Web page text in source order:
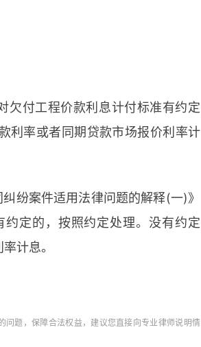
欠付工程价款利息计付标准有约定
利率或者同期贷款市场报价利率计
纷案件适用法律问题的解释(一)》
定的，按照约定处理。没有约定
计息。
题，保障合法权益，建议您直接向专业律师说明情